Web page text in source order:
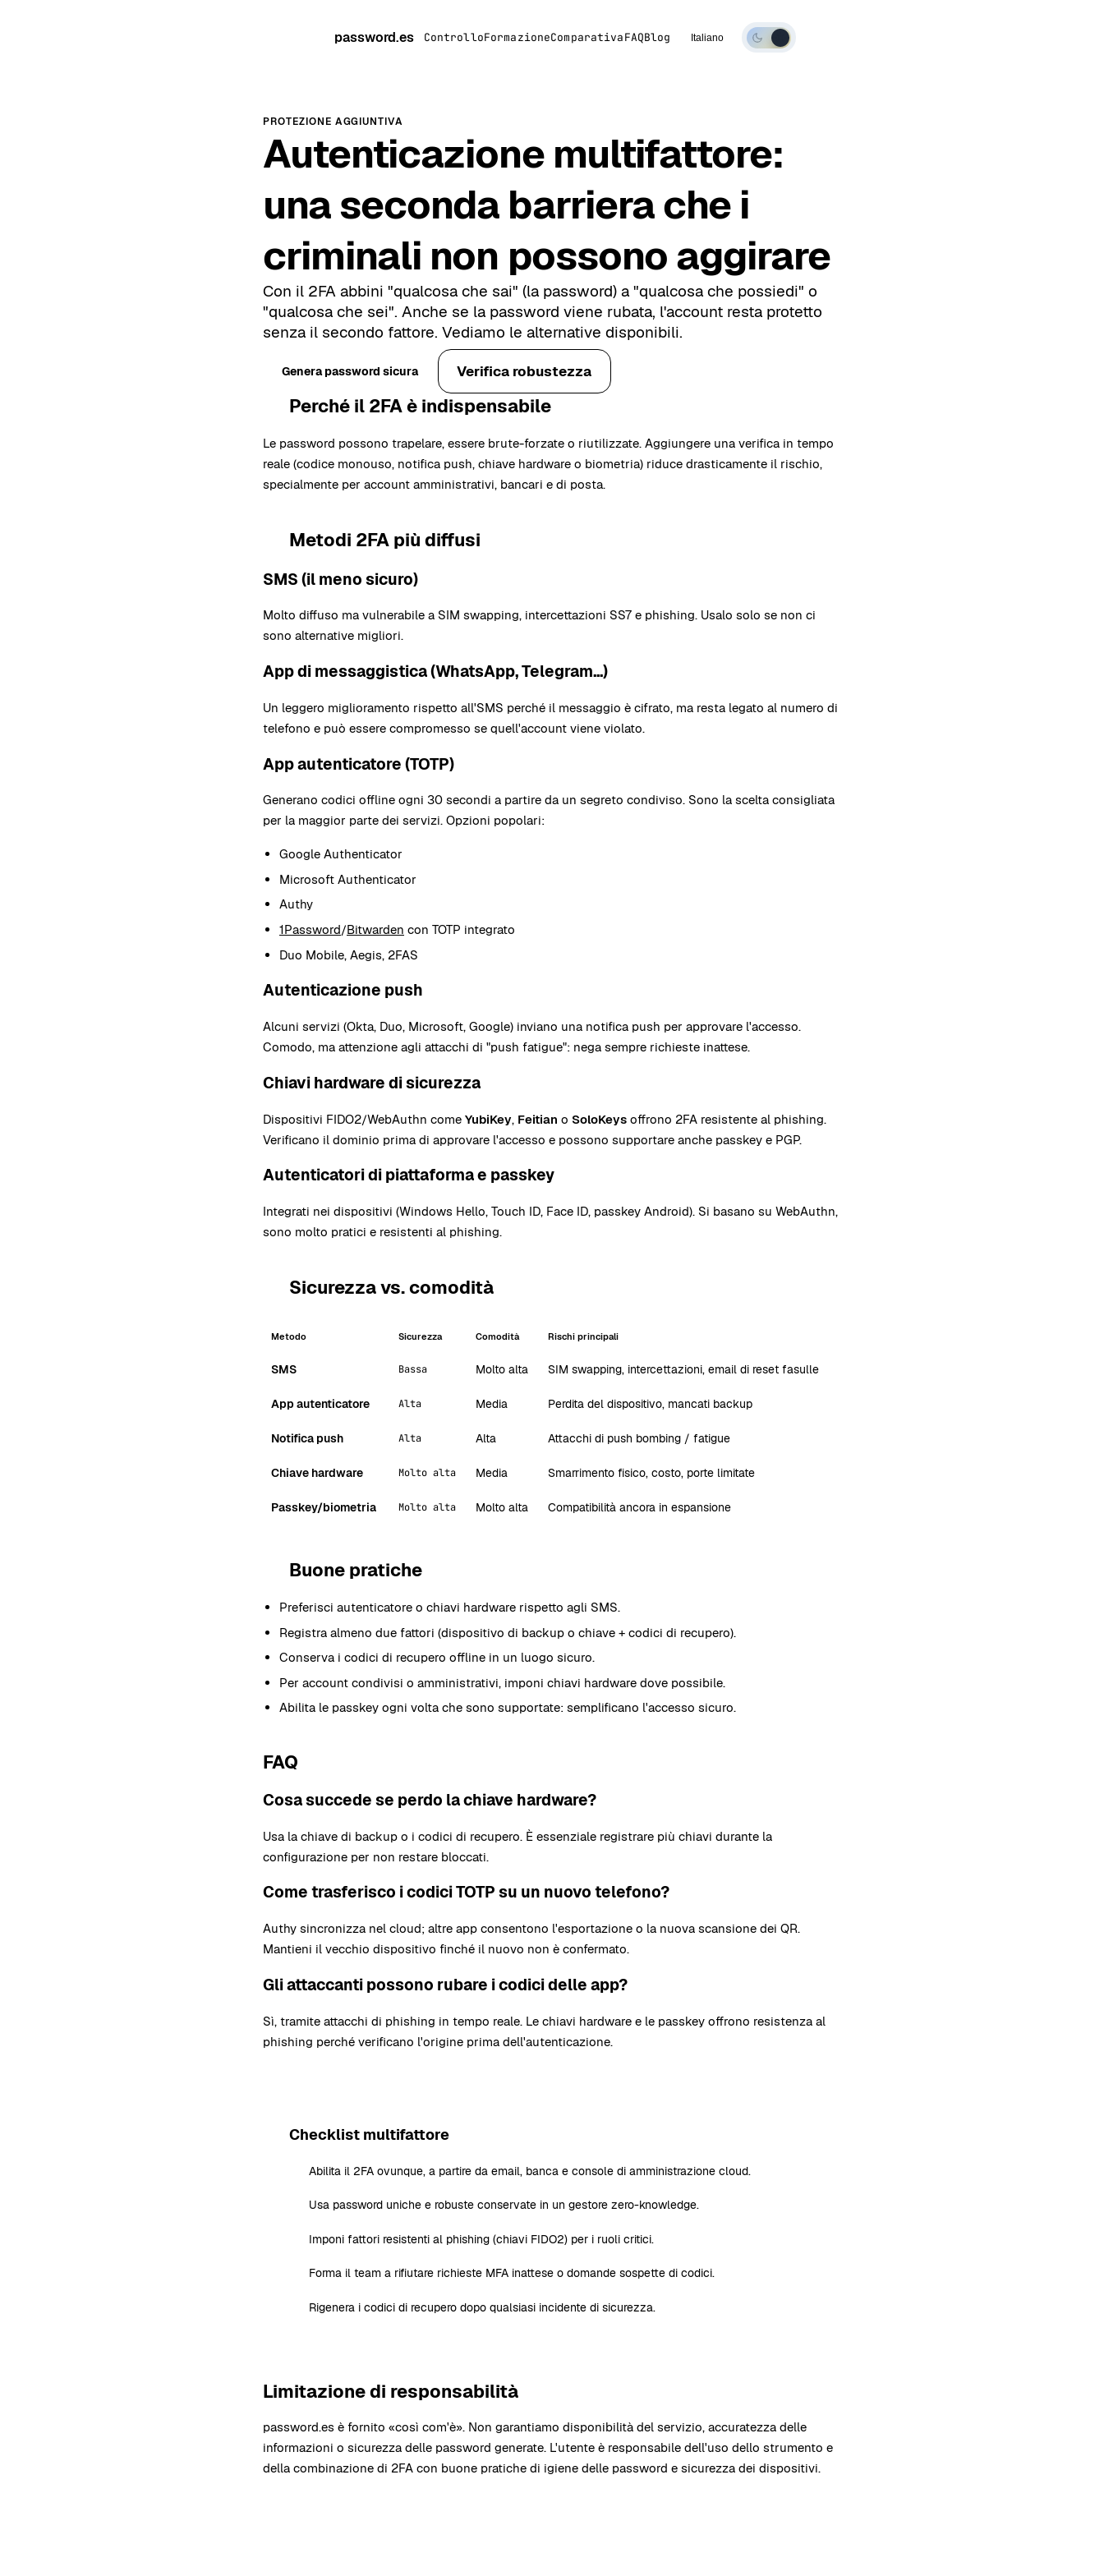
password.es ControlloFormazioneComparativaFAQBlog Italiano
Modalità
PROTEZIONE AGGIUNTIVA
Autenticazione multifattore:
una seconda barriera che i
criminali non possono aggirare
Con il 2FA abbini "qualcosa che sai" (la password) a "qualcosa che possiedi" o
"qualcosa che sei". Anche se la password viene rubata, l'account resta protetto
senza il secondo fattore. Vediamo le alternative disponibili.
Genera password sicura Verifica robustezza
Perché il 2FA è indispensabile
Le password possono trapelare, essere brute-forzate o riutilizzate. Aggiungere una verifica in tempo
reale (codice monouso, notifica push, chiave hardware o biometria) riduce drasticamente il rischio,
specialmente per account amministrativi, bancari e di posta.
Metodi 2FA più diffusi
SMS (il meno sicuro)
Molto diffuso ma vulnerabile a SIM swapping, intercettazioni SS7 e phishing. Usalo solo se non ci
sono alternative migliori.
App di messaggistica (WhatsApp, Telegram...)
Un leggero miglioramento rispetto all'SMS perché il messaggio è cifrato, ma resta legato al numero di
telefono e può essere compromesso se quell'account viene violato.
App autenticatore (TOTP)
Generano codici offline ogni 30 secondi a partire da un segreto condiviso. Sono la scelta consigliata
per la maggior parte dei servizi. Opzioni popolari:
Google Authenticator
Microsoft Authenticator
Authy
1Password/Bitwarden con TOTP integrato
Duo Mobile, Aegis, 2FAS
Autenticazione push
Alcuni servizi (Okta, Duo, Microsoft, Google) inviano una notifica push per approvare l'accesso.
Comodo, ma attenzione agli attacchi di "push fatigue": nega sempre richieste inattese.
Chiavi hardware di sicurezza
Dispositivi FIDO2/WebAuthn come YubiKey, Feitian o SoloKeys offrono 2FA resistente al phishing.
Verificano il dominio prima di approvare l'accesso e possono supportare anche passkey e PGP.
Autenticatori di piattaforma e passkey
Integrati nei dispositivi (Windows Hello, Touch ID, Face ID, passkey Android). Si basano su WebAuthn,
sono molto pratici e resistenti al phishing.
Sicurezza vs. comodità
Metodo Sicurezza Comodità Rischi principali
SMS Bassa Molto alta SIM swapping, intercettazioni, email di reset fasulle
App autenticatore Alta Media Perdita del dispositivo, mancati backup
Notifica push Alta Alta Attacchi di push bombing / fatigue
Chiave hardware Molto alta Media Smarrimento fisico, costo, porte limitate
Passkey/biometria Molto alta Molto alta Compatibilità ancora in espansione
Buone pratiche
Preferisci autenticatore o chiavi hardware rispetto agli SMS.
Registra almeno due fattori (dispositivo di backup o chiave + codici di recupero).
Conserva i codici di recupero offline in un luogo sicuro.
Per account condivisi o amministrativi, imponi chiavi hardware dove possibile.
Abilita le passkey ogni volta che sono supportate: semplificano l'accesso sicuro.
FAQ
Cosa succede se perdo la chiave hardware?
Usa la chiave di backup o i codici di recupero. È essenziale registrare più chiavi durante la
configurazione per non restare bloccati.
Come trasferisco i codici TOTP su un nuovo telefono?
Authy sincronizza nel cloud; altre app consentono l'esportazione o la nuova scansione dei QR.
Mantieni il vecchio dispositivo finché il nuovo non è confermato.
Gli attaccanti possono rubare i codici delle app?
Sì, tramite attacchi di phishing in tempo reale. Le chiavi hardware e le passkey offrono resistenza al
phishing perché verificano l'origine prima dell'autenticazione.
Checklist multifattore
Abilita il 2FA ovunque, a partire da email, banca e console di amministrazione cloud.
Usa password uniche e robuste conservate in un gestore zero-knowledge.
Imponi fattori resistenti al phishing (chiavi FIDO2) per i ruoli critici.
Forma il team a rifiutare richieste MFA inattese o domande sospette di codici.
Rigenera i codici di recupero dopo qualsiasi incidente di sicurezza.
Limitazione di responsabilità
password.es è fornito «così com'è». Non garantiamo disponibilità del servizio, accuratezza delle
informazioni o sicurezza delle password generate. L'utente è responsabile dell'uso dello strumento e
della combinazione di 2FA con buone pratiche di igiene delle password e sicurezza dei dispositivi.